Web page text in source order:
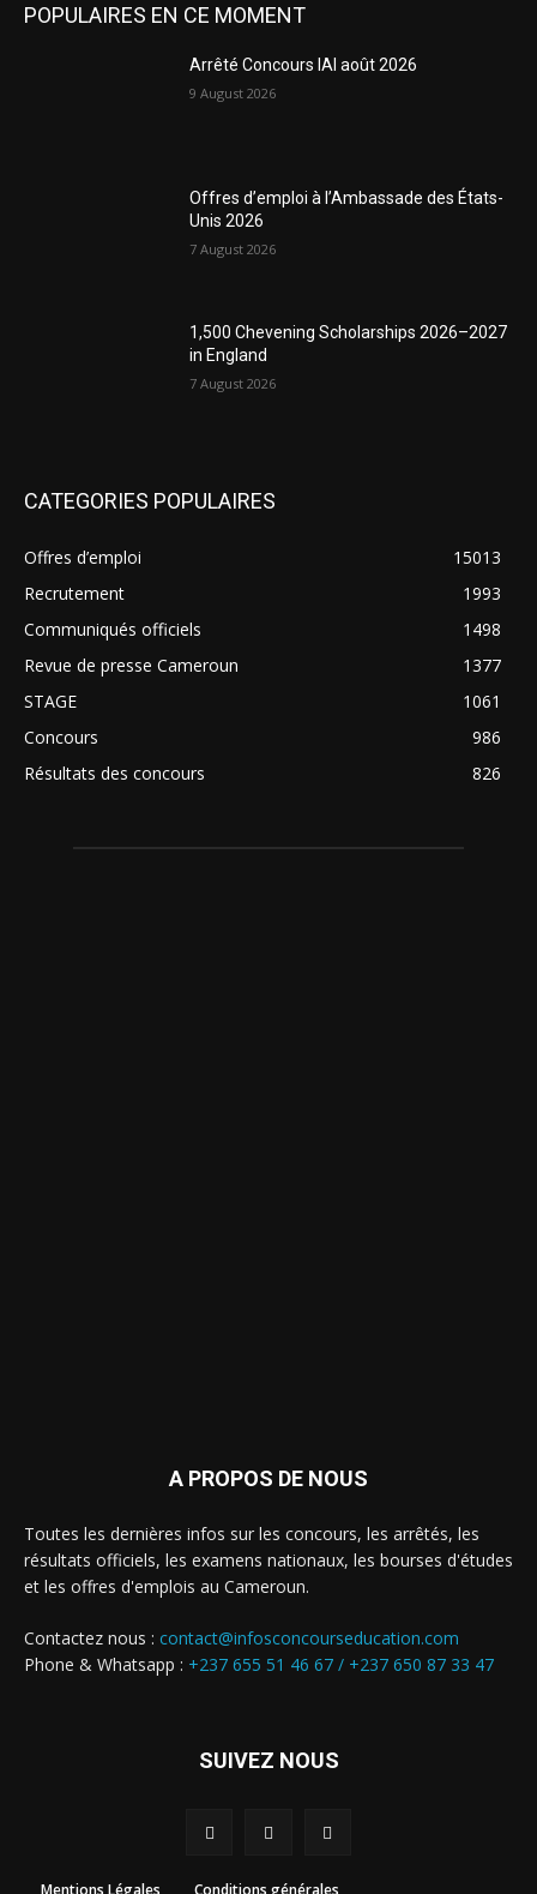
POPULAIRES EN CE MOMENT
Arrêté Concours IAI août 2026
9 August 2026
Offres d’emploi à l’Ambassade des États-
Unis 2026
7 August 2026
1,500 Chevening Scholarships 2026–2027
in England
7 August 2026
CATEGORIES POPULAIRES
Offres d’emploi
15013
Recrutement
1993
Communiqués officiels
1498
Revue de presse Cameroun
1377
STAGE
1061
Concours
986
Résultats des concours
826
A PROPOS DE NOUS
Toutes les dernières infos sur les concours, les arrêtés, les
résultats officiels, les examens nationaux, les bourses d'études
et les offres d'emplois au Cameroun.
Contactez nous : contact@infosconcourseducation.com
Phone & Whatsapp : +237 655 51 46 67 / +237 650 87 33 47
SUIVEZ NOUS
Mentions Légales Conditions générales